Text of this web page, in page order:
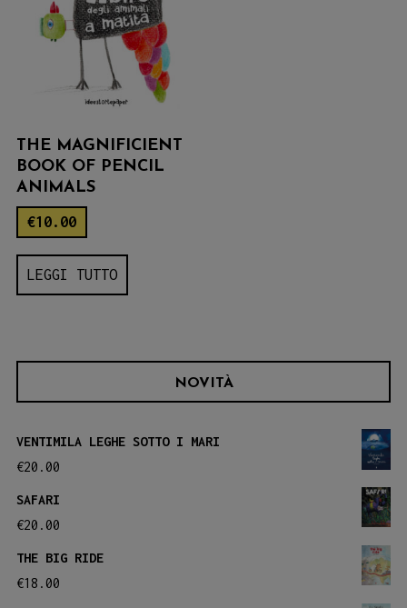
THE MAGNIFICIENT
BOOK OF PENCIL
ANIMALS
€10.00
LEGGI TUTTO
NOVITÀ
VENTIMILA LEGHE SOTTO I MARI
€20.00
SAFARI
€20.00
THE BIG RIDE
€18.00